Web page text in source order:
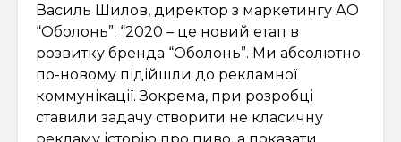
Василь Шилов, директор з маркетингу АО
“Оболонь”: “2020 – це новий етап в
розвитку бренда “Оболонь”. Ми абсолютно
по-новому підійшли до рекламної
коммунікації. Зокрема, при розробці
ставили задачу створити не класичну